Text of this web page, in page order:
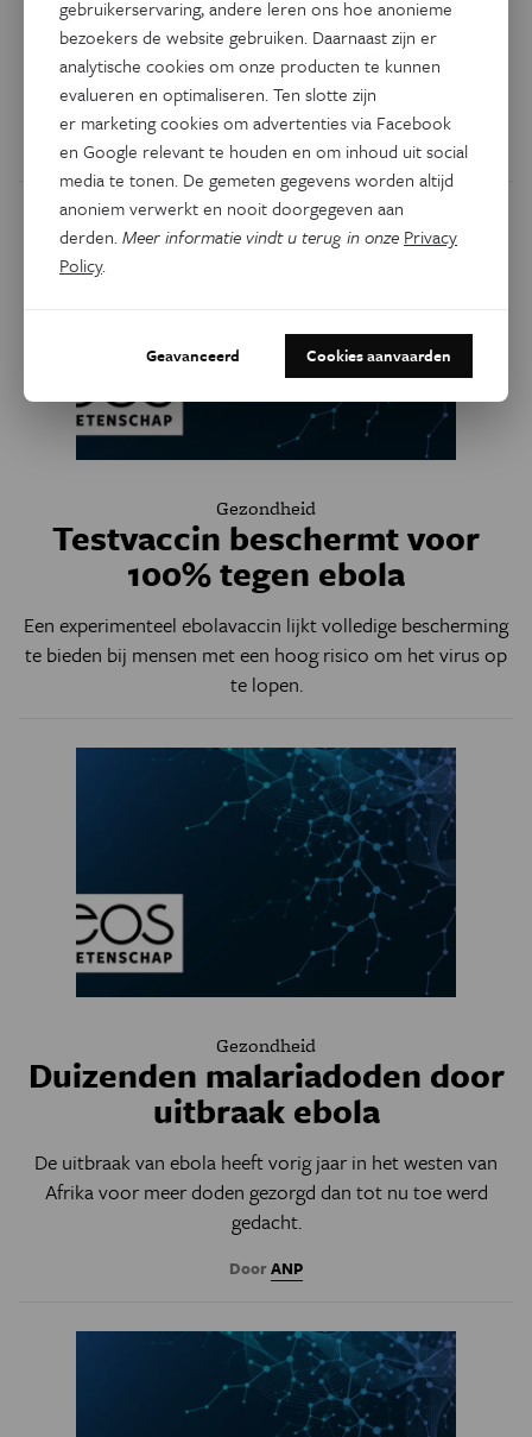
Wie tijdens een epidemie wil weten welk virus er voor
problemen zorgt, hoe het zich verspreidt en hoe het
verandert, moet het genetisch analyseren. Maar hoe begin
je daaraan?
Gezondheid
Testvaccin beschermt voor
100% tegen ebola
Een experimenteel ebolavaccin lijkt volledige bescherming
te bieden bij mensen met een hoog risico om het virus op
te lopen.
Gezondheid
Duizenden malariadoden door
uitbraak ebola
De uitbraak van ebola heeft vorig jaar in het westen van
Afrika voor meer doden gezorgd dan tot nu toe werd
gedacht.
DoorANP
gebruikerservaring, andere leren ons hoe anonieme
bezoekers de website gebruiken. Daarnaast zijn er
analytische cookies om onze producten te kunnen
evalueren en optimaliseren. Ten slotte zijn
er marketing cookies om advertenties via Facebook
en Google relevant te houden en om inhoud uit social
media te tonen. De gemeten gegevens worden altijd
anoniem verwerkt en nooit doorgegeven aan
derden.Meer informatie vindt u terug in onze Privacy
Policy.
Geavanceerd Cookies aanvaarden